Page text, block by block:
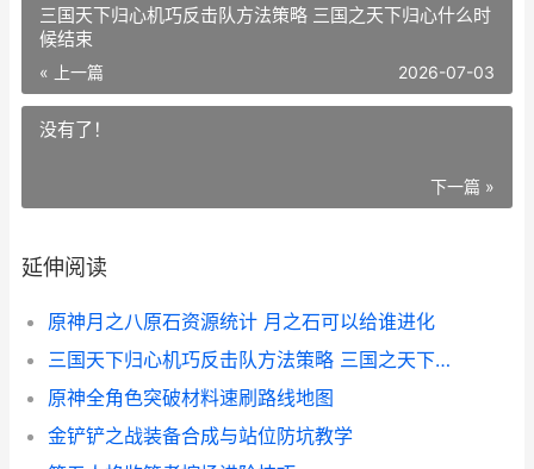
三国天下归心机巧反击队方法策略 三国之天下归心什么时
候结束
« 上一篇 2026-07-03
没有了！
下一篇 »
延伸阅读
原神月之八原石资源统计 月之石可以给谁进化
三国天下归心机巧反击队方法策略 三国之天下归心什么时候结束
原神全角色突破材料速刷路线地图
金铲铲之战装备合成与站位防坑教学